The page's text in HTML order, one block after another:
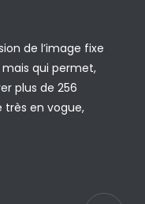
de l’image fixe
qui permet,
plus de 256
très en vogue,